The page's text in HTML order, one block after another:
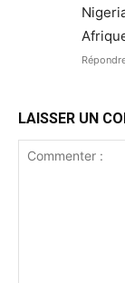
LAISSER UN